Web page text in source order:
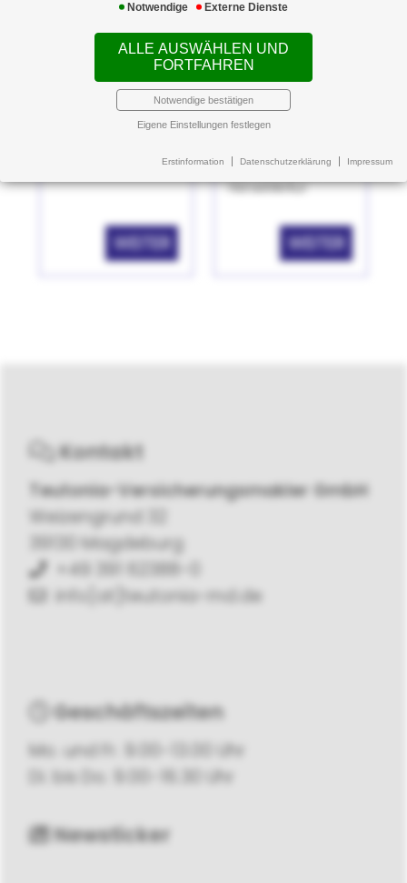
Notwendige Externe Dienste
ALLE AUSWÄHLEN UND
FORTFAHREN
Notwendige bestätigen
Eigene Einstellungen festlegen
Erstinformation Datenschutzerklärung Impressum
E-Autos
Spezieller und
preisgünstiger
Versicherungsschutz
für E-Autos hier bei
WEITER
Scan 5
Krebsarten
Das beste Mittel gegen
Krebs: ihn rechtzeitig zu
entdecken! Daher stellen
wir Ihnen heute ein
innovatives
Früherkennunsprogramm
vor. Der Krebs-Scan der
HanseMerkur
WEITER
Kontakt
Teutonia-Versicherungsmakler GmbH
Weizengrund 32
39130 Magdeburg
+49 391 62388-0
info[at]teutonia-md.de
Geschäftszeiten
Mo. und Fr. 9.00-13.00 Uhr
Di. bis Do. 9.00-16.30 Uhr
Newsticker